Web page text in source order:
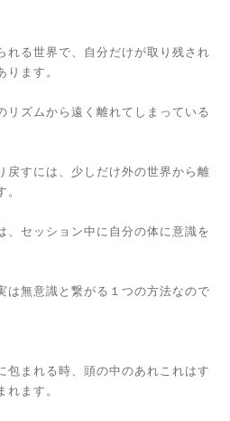
れる世界で、自分だけが取り残され
ります。
リズムから遠く離れてしまっている
戻すには、少しだけ外の世界から離
、セッション中に自分の体に意識を
は無意識と繋がる１つの方法なので
包まれる時、頭の中のあれこれはす
れます。